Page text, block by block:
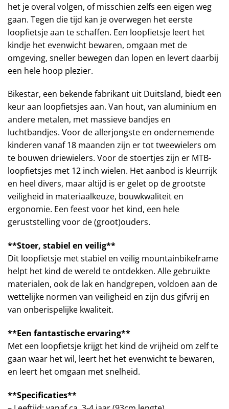
het je overal volgen, of misschien zelfs een eigen weg
gaan. Tegen die tijd kan je overwegen het eerste
loopfietsje aan te schaffen. Een loopfietsje leert het
kindje het evenwicht bewaren, omgaan met de
omgeving, sneller bewegen dan lopen en levert daarbij
een hele hoop plezier.
Bikestar, een bekende fabrikant uit Duitsland, biedt een
keur aan loopfietsjes aan. Van hout, van aluminium en
andere metalen, met massieve bandjes en
luchtbandjes. Voor de allerjongste en ondernemende
kinderen vanaf 18 maanden zijn er tot tweewielers om
te bouwen driewielers. Voor de stoertjes zijn er MTB-
loopfietsjes met 12 inch wielen. Het aanbod is kleurrijk
en heel divers, maar altijd is er gelet op de grootste
veiligheid in materiaalkeuze, bouwkwaliteit en
ergonomie. Een feest voor het kind, een hele
geruststelling voor de (groot)ouders.
**Stoer, stabiel en veilig**
Dit loopfietsje met stabiel en veilig mountainbikeframe
helpt het kind de wereld te ontdekken. Alle gebruikte
materialen, ook de lak en handgrepen, voldoen aan de
wettelijke normen van veiligheid en zijn dus gifvrij en
van onberispelijke kwaliteit.
**Een fantastische ervaring**
Met een loopfietsje krijgt het kind de vrijheid om zelf te
gaan waar het wil, leert het het evenwicht te bewaren,
en leert het omgaan met snelheid.
**Specificaties**